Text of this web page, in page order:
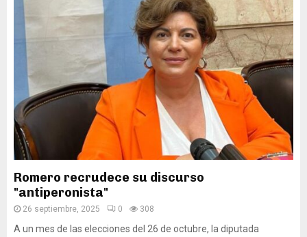
Romero recrudece su discurso
"antiperonista"
26 septiembre, 2025 0 308
A un mes de las elecciones del 26 de octubre, la diputada